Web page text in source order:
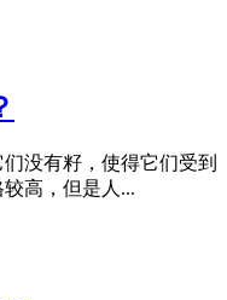
没有籽，使得它们受到
高，但是人...